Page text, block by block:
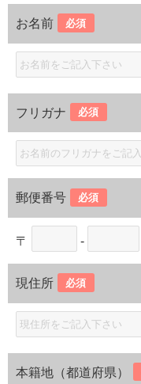
お名前 必須
フリガナ 必須
郵便番号 必須
〒 -
現住所 必須
本籍地（都道府県）